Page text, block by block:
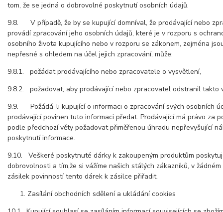
tom, že se jedná o dobrovolné poskytnutí osobních údajů.
9.8. V případě, že by se kupující domníval, že prodávající nebo
provádí zpracování jeho osobních údajů, které je v rozporu s
osobního života kupujícího nebo v rozporu se zákonem, zejména
nepřesné s ohledem na účel jejich zpracování, může:
9.8.1. požádat prodávajícího nebo zpracovatele o vysvětlení,
9.8.2. požadovat, aby prodávající nebo zpracovatel odstranil takto
9.9. Požádá-li kupující o informaci o zpracování svých osobních
prodávající povinen tuto informaci předat. Prodávající má právo za
podle předchozí věty požadovat přiměřenou úhradu nepřevyšující
poskytnutí informace.
9.10. Veškeré poskytnuté dárky k zakoupeným produktům
dobrovolnosti a tím,že si vážíme našich stálých zákazníků, v
zásilek povinností tento dárek k zásilce přiřadit.
Zasílání obchodních sdělení a ukládání cookies